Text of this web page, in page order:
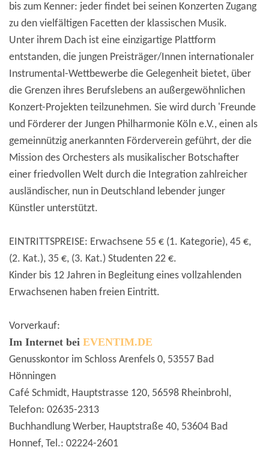
bis zum Kenner: jeder findet bei seinen Konzerten Zugang
zu den vielfältigen Facetten der klassischen Musik.
Unter ihrem Dach ist eine einzigartige Plattform
entstanden, die jungen Preisträger/Innen internationaler
Instrumental-Wettbewerbe die Gelegenheit bietet, über
die Grenzen ihres Berufslebens an außergewöhnlichen
Konzert-Projekten teilzunehmen. Sie wird durch 'Freunde
und Förderer der Jungen Philharmonie Köln e.V., einen als
gemeinnützig anerkannten Förderverein geführt, der die
Mission des Orchesters als musikalischer Botschafter
einer friedvollen Welt durch die Integration zahlreicher
ausländischer, nun in Deutschland lebender junger
Künstler unterstützt.
EINTRITTSPREISE: Erwachsene 55 € (1. Kategorie), 45 €,
(2. Kat.), 35 €, (3. Kat.) Studenten 22 €.
Kinder bis 12 Jahren in Begleitung eines vollzahlenden
Erwachsenen haben freien Eintritt.
Vorverkauf:
Im Internet bei EVENTIM.DE
Genusskontor im Schloss Arenfels 0, 53557 Bad
Hönningen
Café Schmidt, Hauptstrasse 120, 56598 Rheinbrohl,
Telefon: 02635-2313
Buchhandlung Werber, Hauptstraße 40, 53604 Bad
Honnef, Tel.: 02224-2601